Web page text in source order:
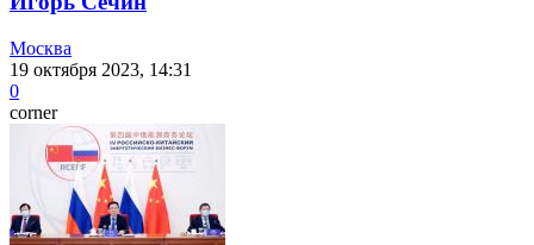
Москва
19 октября 2023, 14:31
0
corner